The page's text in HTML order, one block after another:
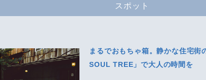
スポット
まるでおもちゃ箱。静かな住宅街
SOUL TREE」で大人の時間を